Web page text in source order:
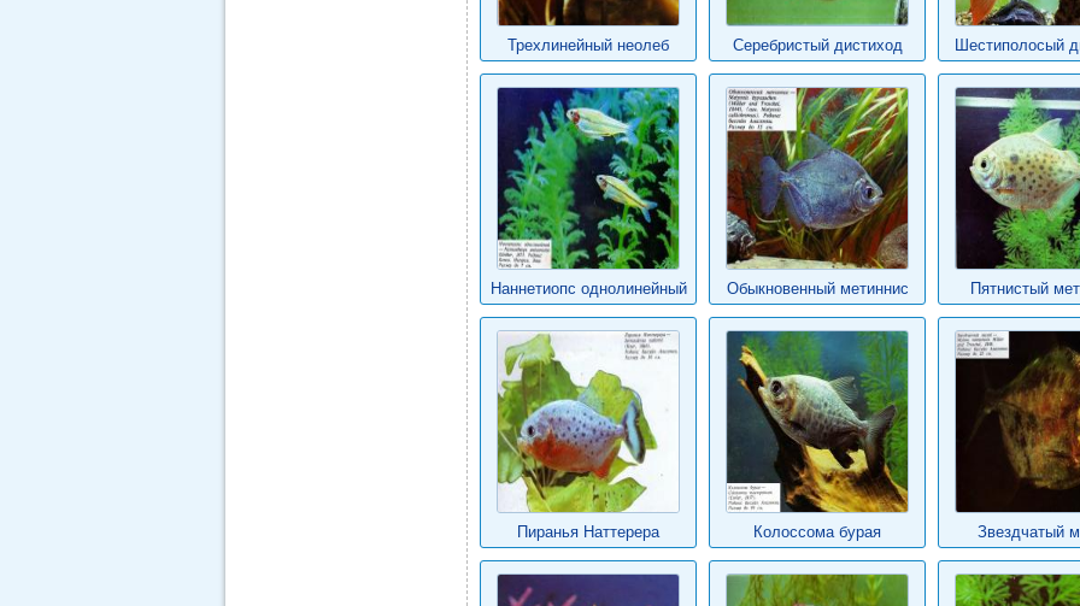
Трехлинейный неолеб Серебристый дистиход Шестиполосый
Наннетиопс однолинейный Обыкновенный метиннис Пятнистый
Пиранья Наттерера Колоссома бурая Звездчатый